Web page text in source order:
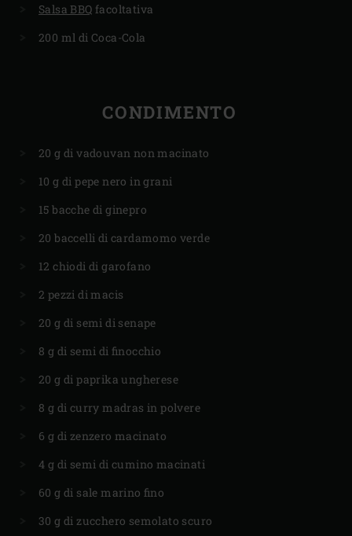
Salsa BBQ facoltativa
200 ml di Coca-Cola
CONDIMENTO
20 g di vadouvan non macinato
10 g di pepe nero in grani
15 bacche di ginepro
20 baccelli di cardamomo verde
12 chiodi di garofano
2 pezzi di macis
20 g di semi di senape
8 g di semi di finocchio
20 g di paprika ungherese
8 g di curry madras in polvere
6 g di zenzero macinato
4 g di semi di cumino macinati
60 g di sale marino fino
30 g di zucchero semolato scuro